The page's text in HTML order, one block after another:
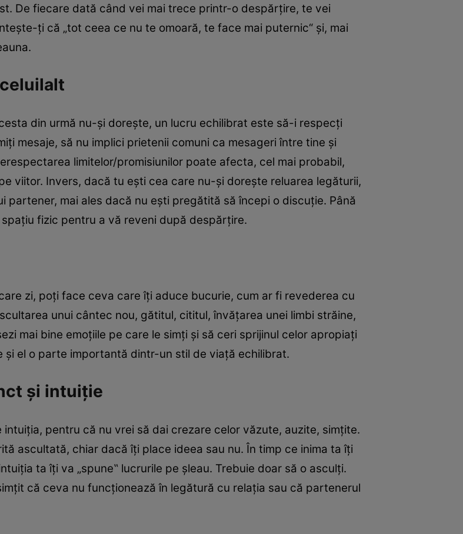
De fiecare dată când vei mai trece printr-o despărţire, te vei
ţi că „tot ceea ce nu te omoară, te face mai puternic“ şi, mai
din urmă nu-şi doreşte, un lucru echilibrat este să-i respecţi
mesaje, să nu implici prietenii comuni ca mesageri între tine şi
limitelor/promisiunilor poate afecta, cel mai probabil,
viitor. Invers, dacă tu eşti cea care nu-şi doreşte reluarea legăturii,
partener, mai ales dacă nu eşti pregătită să începi o discuţie. Până
fizic pentru a vă reveni după despărţire.
zi, poţi face ceva care îţi aduce bucurie, cum ar fi revederea cu
unui cântec nou, gătitul, cititul, învăţarea unei limbi străine,
mai bine emoţiile pe care le simţi şi să ceri sprijinul celor apropiaţi
şi el o parte importantă dintr-un stil de viaţă echilibrat.
şi intuiţie
pentru că nu vrei să dai crezare celor văzute, auzite, simţite.
ascultată, chiar dacă îţi place ideea sau nu. În timp ce inima ta îţi
ta îţi va „spune‟ lucrurile pe şleau. Trebuie doar să o asculţi.
că ceva nu funcţionează în legătură cu relaţia sau că partenerul